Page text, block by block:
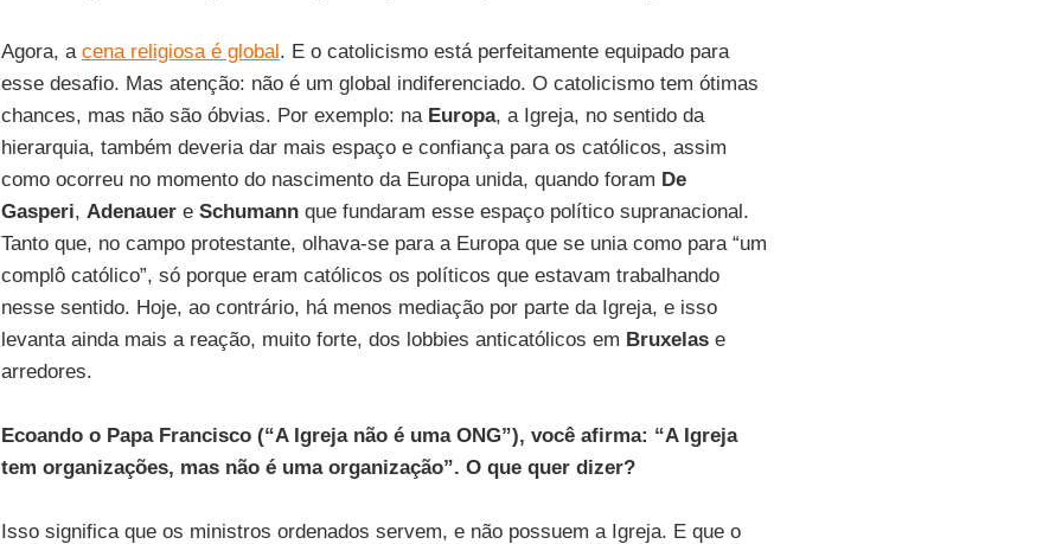
Agora, a cena religiosa é global. E o catolicismo está perfeitamente equipado para
esse desafio. Mas atenção: não é um global indiferenciado. O catolicismo tem ótimas
chances, mas não são óbvias. Por exemplo: na Europa, a Igreja, no sentido da
hierarquia, também deveria dar mais espaço e confiança para os católicos, assim
como ocorreu no momento do nascimento da Europa unida, quando foram De
Gasperi, Adenauere Schumannque fundaram esse espaço político supranacional.
Tanto que, no campo protestante, olhava-se para a Europa que se unia como para “um
complô católico”, só porque eram católicos os políticos que estavam trabalhando
nesse sentido. Hoje, ao contrário, há menos mediação por parte da Igreja, e isso
levanta ainda mais a reação, muito forte, dos lobbies anticatólicos em Bruxelase
arredores.
Ecoando o Papa Francisco (“A Igreja não é uma ONG”), você afirma: “A Igreja
tem organizações, mas não é uma organização”. O que quer dizer?
Isso significa que os ministros ordenados servem, e não possuem a Igreja. E que o